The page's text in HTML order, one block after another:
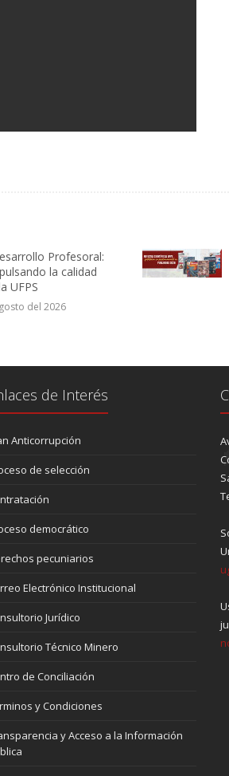
Profesoral:
la calidad
UFPS
del 2026
de Interés
Anticorrupción
de selección
democrático
pecuniarios
Electrónico Institucional
Jurídico
Técnico Minero
de Conciliación
y Condiciones
y Acceso a la Información